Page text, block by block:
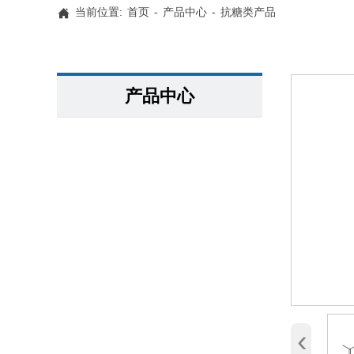
‹
 当前位置: 首页 - 产品中心 - 抗糖类产品
产品中心